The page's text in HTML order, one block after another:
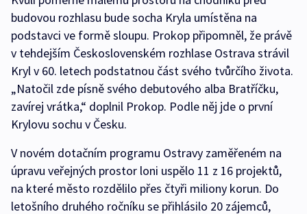
budovou rozhlasu bude socha Kryla umístěna na
podstavci ve formě sloupu. Prokop připomněl, že právě
v tehdejším Československém rozhlase Ostrava strávil
Kryl v 60. letech podstatnou část svého tvůrčího života.
„Natočil zde písně svého debutového alba Bratříčku,
zavírej vrátka,“ doplnil Prokop. Podle něj jde o první
Krylovu sochu v Česku.
V novém dotačním programu Ostravy zaměřeném na
úpravu veřejných prostor loni uspělo 11 z 16 projektů,
na které město rozdělilo přes čtyři miliony korun. Do
letošního druhého ročníku se přihlásilo 20 zájemců,